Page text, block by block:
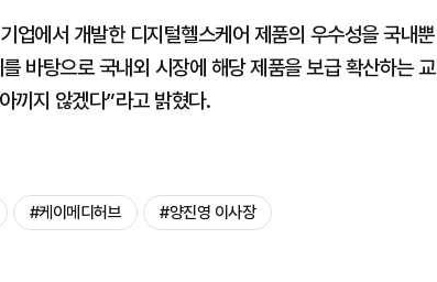
에서 개발한 디지털헬스케어 제품의 우수성을 국내뿐
바탕으로 국내외 시장에 해당 제품을 보급 확산하는 교
끼지 않겠다”라고 밝혔다.
#케이메디허브 #양진영 이사장